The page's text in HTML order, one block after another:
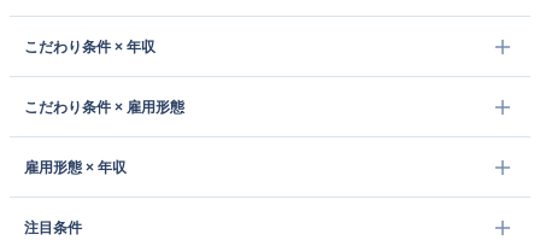
こだわり条件 × 年収
こだわり条件 × 雇用形態
雇用形態 × 年収
注目条件